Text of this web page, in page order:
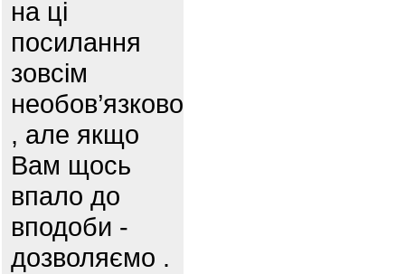
на ці
посилання
зовсім
необов’язково
, але якщо
Вам щось
впало до
вподоби -
дозволяємо .